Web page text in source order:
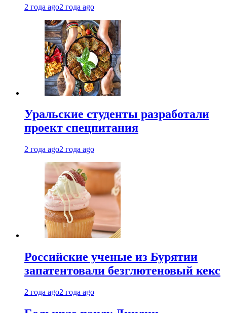
2 года ago2 года ago
Уральские студенты разработали
проект спецпитания
2 года ago2 года ago
Российские ученые из Бурятии
запатентовали безглютеновый кекс
2 года ago2 года ago